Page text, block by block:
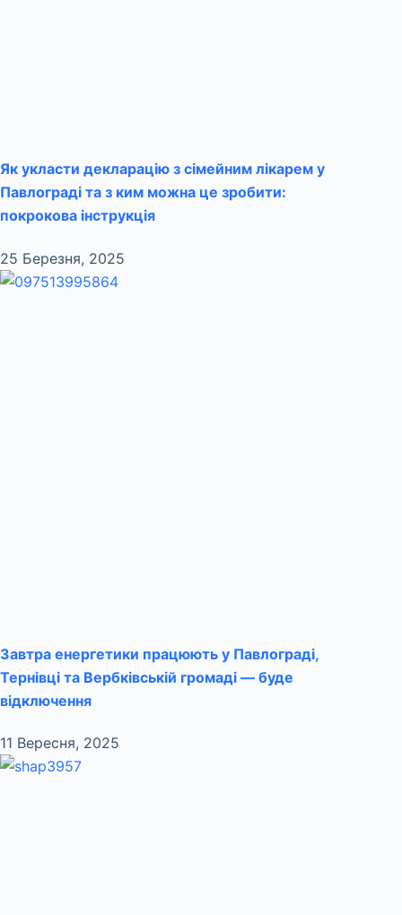
Як укласти декларацію з сімейним лікарем у
Павлограді та з ким можна це зробити:
покрокова інструкція
25 Березня, 2025
Завтра енергетики працюють у Павлограді,
Тернівці та Вербківській громаді — буде
відключення
11 Вересня, 2025